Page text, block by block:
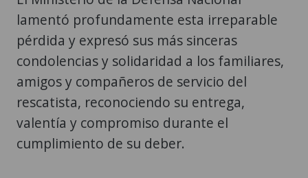
lamentó profundamente esta irreparable
pérdida y expresó sus más sinceras
condolencias y solidaridad a los familiares,
amigos y compañeros de servicio del
rescatista, reconociendo su entrega,
valentía y compromiso durante el
cumplimiento de su deber.